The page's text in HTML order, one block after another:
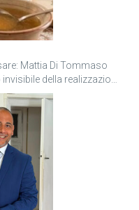
Mattia Di Tommaso
della realizzazione